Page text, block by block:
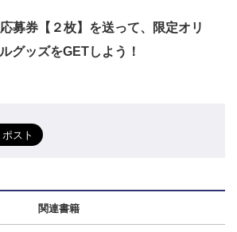
募券【２枚】を送って、限定オリ
グッズをGETしよう！
関連書籍